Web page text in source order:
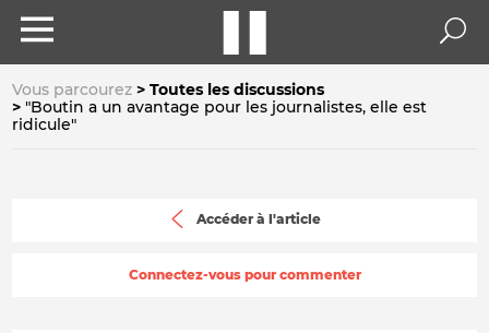
Vous parcourez
Toutes les discussions
"Boutin a un avantage pour les journalistes, elle est
ridicule"
Accéder à l'article
Connectez-vous pour commenter